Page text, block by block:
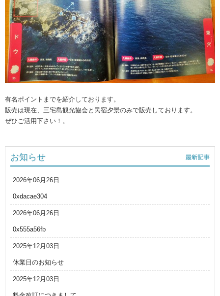
有名ポイントまでを紹介しております。
販売は現在、三宅島観光協会と民宿夕景のみで販売しております。
ぜひご活用下さい！。
お知らせ
2026年06月26日
0xdacae304
2026年06月26日
0x555a56fb
2025年12月03日
休業日のお知らせ
2025年12月03日